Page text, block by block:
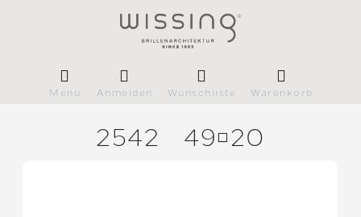
Menü Anmelden Wunschliste Warenkorb
2542 4920